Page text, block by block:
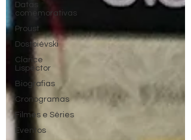
Datas
comemorativas
Proust
Dostoiévski
Clarice
Lispector
Biografias
Cronogramas
Filmes e Séries
Eventos